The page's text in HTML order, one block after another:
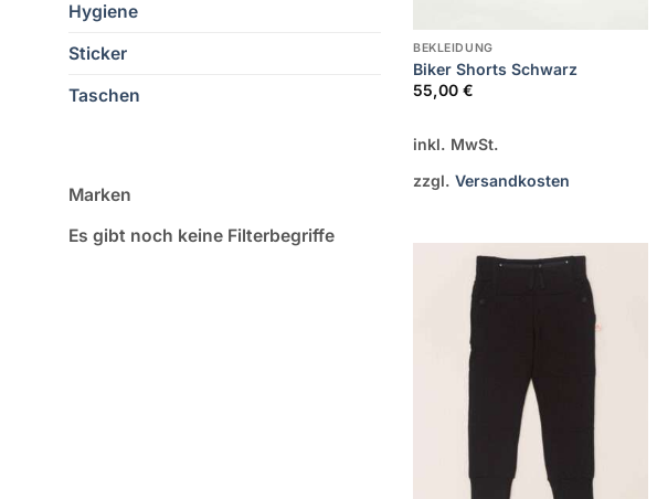
Hygiene
Sticker
Taschen
Marken
Es gibt noch keine Filterbegriffe
BEKLEIDUNG
Biker Shorts Schwarz
55,00€
inkl. MwSt.
zzgl.Versandkosten
Zur
Wunschliste
hinzufügen